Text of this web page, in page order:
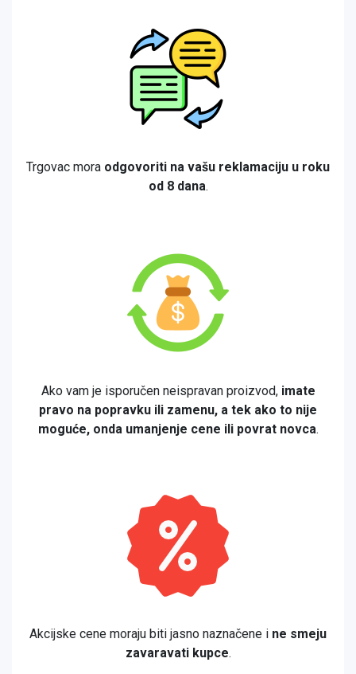
Trgovac mora odgovoriti na vašu reklamaciju u roku
od 8 dana.
Ako vam je isporučen neispravan proizvod,imate
pravo na popravku ili zamenu, a tek ako to nije
moguće, onda umanjenje cene ili povrat novca.
Akcijske cene moraju biti jasno naznačene i ne smeju
zavaravati kupce.